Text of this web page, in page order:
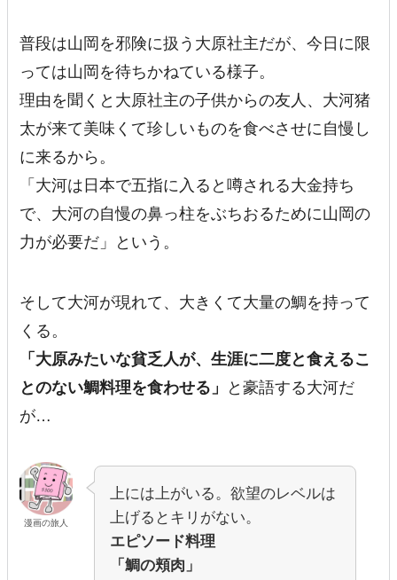
普段は山岡を邪険に扱う大原社主だが、今日に限
っては山岡を待ちかねている様子。
理由を聞くと大原社主の子供からの友人、大河猪
太が来て美味くて珍しいものを食べさせに自慢し
に来るから。
「大河は日本で五指に入ると噂される大金持ち
で、大河の自慢の鼻っ柱をぶちおるために山岡の
力が必要だ」という。
そして大河が現れて、大きくて大量の鯛を持って
くる。
「大原みたいな貧乏人が、生涯に二度と食えるこ
とのない鯛料理を食わせる」
と豪語する大河だ
が…
漫画の旅人
上には上がいる。欲望のレベルは
上げるとキリがない。
エピソード料理
「鯛の頬肉」